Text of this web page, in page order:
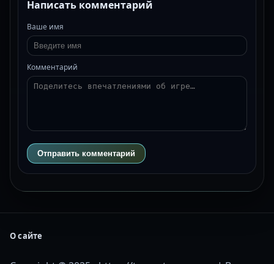
Написать комментарий
Ваше имя
Комментарий
Отправить комментарий
О сайте